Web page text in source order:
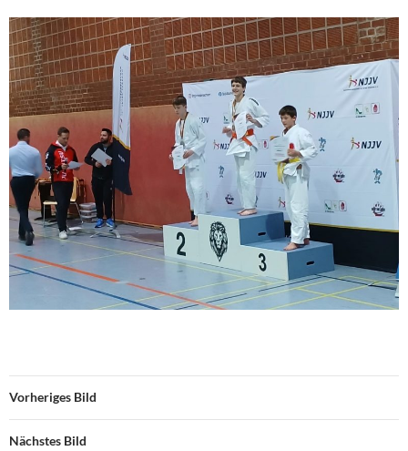
Vorheriges Bild
Nächstes Bild